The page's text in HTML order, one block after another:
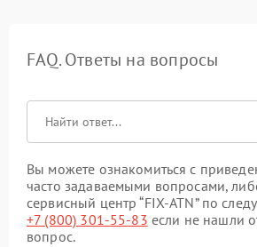
FAQ. Ответы на вопросы
Вы можете ознакомиться с
часто задаваемыми вопросами,
сервисный центр “FIX-ATN” по
+7 (800) 301-55-83 если не нашли
вопрос.